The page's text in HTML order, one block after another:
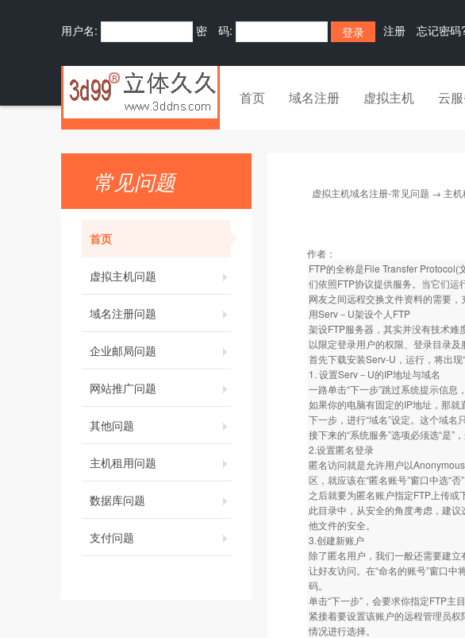
用户名: 密 码: 注册 忘记密码
首页 域名注册 虚拟主机 云
常见问题
首页
虚拟主机问题
域名注册问题
企业邮局问题
网站推广问题
其他问题
主机租用问题
数据库问题
支付问题
虚拟主机域名注册-常见问题 → 主
作者：
FTP的全称是File Transfer Protocol(
们依照FTP协议提供服务。当它们运
网友之间远程交换文件资料的需要，
用Serv－U架设个人FTP
架设FTP服务器，其实并没有技术
以限定登录用户的权限、登录目录
首先下载安装Serv-U，运行，将出现
1. 设置Serv－U的IP地址与域名
一路单击“下一步”跳过系统提示信息
如果你的电脑有固定的IP地址，那就
下一步，进行“域名”设定。这个域名
接下来的“系统服务”选项必须选“是”
2.设置匿名登录
匿名访问就是允许用户以
区，就应该在“匿名账号”窗口中选“
之后就要为匿名账户指定FTP上传
此目录中，从安全的角度考虑，建
他文件的安全。
3.创建新账户
除了匿名用户，我们一般还需要建
让好友访问。在“命名的账号”窗口中
码。
单击“下一步”，会要求你指定FTP主
紧接着要设置该账户的远程管理员权
情况进行选择。